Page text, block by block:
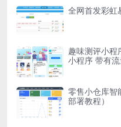
全网首发彩虹
趣味测评小程
小程序 带有
零售小仓库智
部署教程）